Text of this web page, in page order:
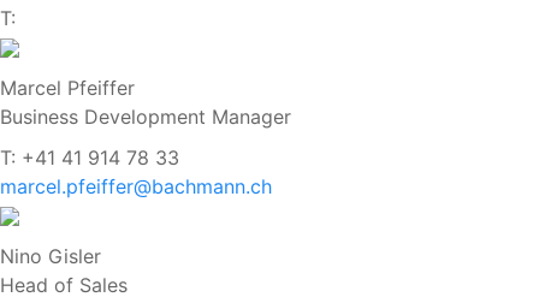
T:
Marcel Pfeiffer
Business Development Manager
T: +41 41 914 78 33
marcel.pfeiffer@bachmann.ch
Nino Gisler
Head of Sales